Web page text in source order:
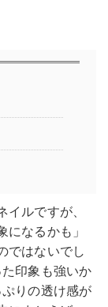
ルですが、
になるかも」
ではないでし
印象も強いか
りの透け感が